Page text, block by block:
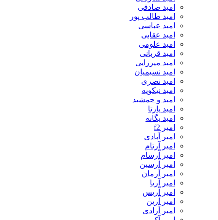
امید صادقی
امید طالب پور
امید عباسی
امید عقابی
امید علومی
امید قربانی
امید میرزایی
امید نسیمیان
امید نصری
امید نیکویه
امید و جمشید
امید یارتا
امید یگانه
امیر f2
امیر آبادی
امیر آرتام
امیر آرسام
امیر آرسین
امیر آرمان
امیر آریا
امیر آریس
امیر آرین
امیر آزادی